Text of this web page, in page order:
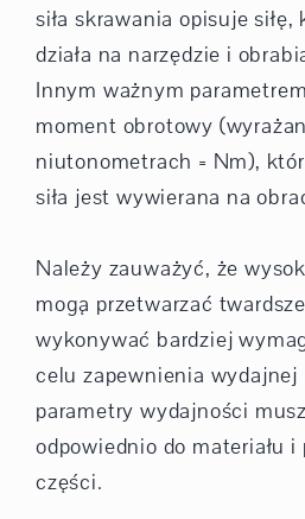
siła skrawania opisuje
działa na narzędzie i
Innym ważnym
moment obrotowy
niutonometrach = Nm),
siła jest wywierana na
Należy zauważyć, że
mogą przetwarzać
wykonywać bardziej
celu zapewnienia wydajnej
parametry wydajności
odpowiednio do materiału
części.